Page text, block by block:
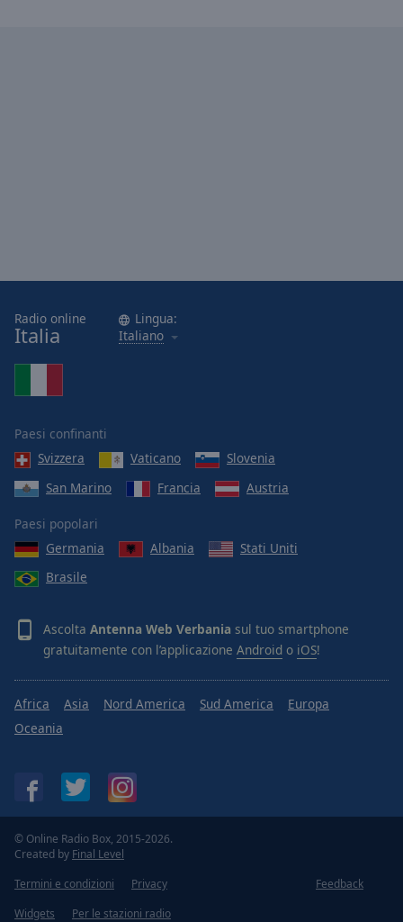
Radio online
Italia
Lingua:
Italiano
Paesi confinanti
Svizzera
Vaticano
Slovenia
San Marino
Francia Austria
Paesi popolari
Germania
Albania
Stati Uniti
Brasile
Ascolta Antenna Web Verbania sul tuo smartphone
gratuitamente con l’applicazione Android o iOS!
Africa Asia Nord America Sud America
Europa
Oceania
© Online Radio Box, 2015-2026.
Created by Final Level
Termini e condizioni
Privacy
Feedback
Widgets
Per le stazioni radio